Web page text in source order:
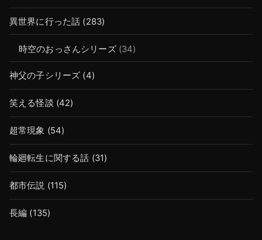
異世界に行った話 (283)
時空のおっさんシリーズ(34)
神父の子シリーズ (4)
笑える怪談 (42)
超常現象 (54)
輪廻転生に関する話 (31)
都市伝説 (115)
長編 (135)